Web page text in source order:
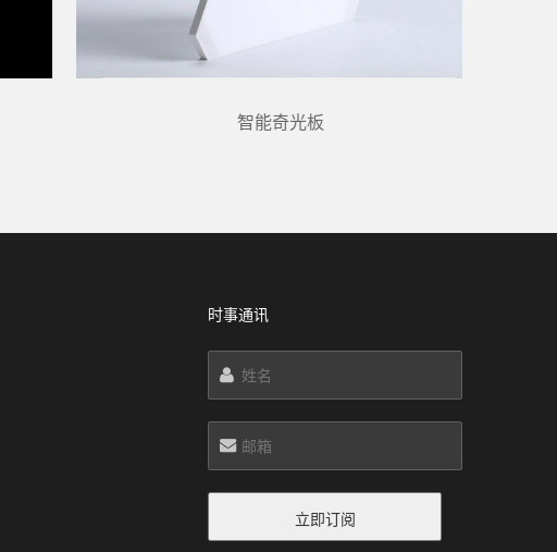
智能奇光板
时事通讯